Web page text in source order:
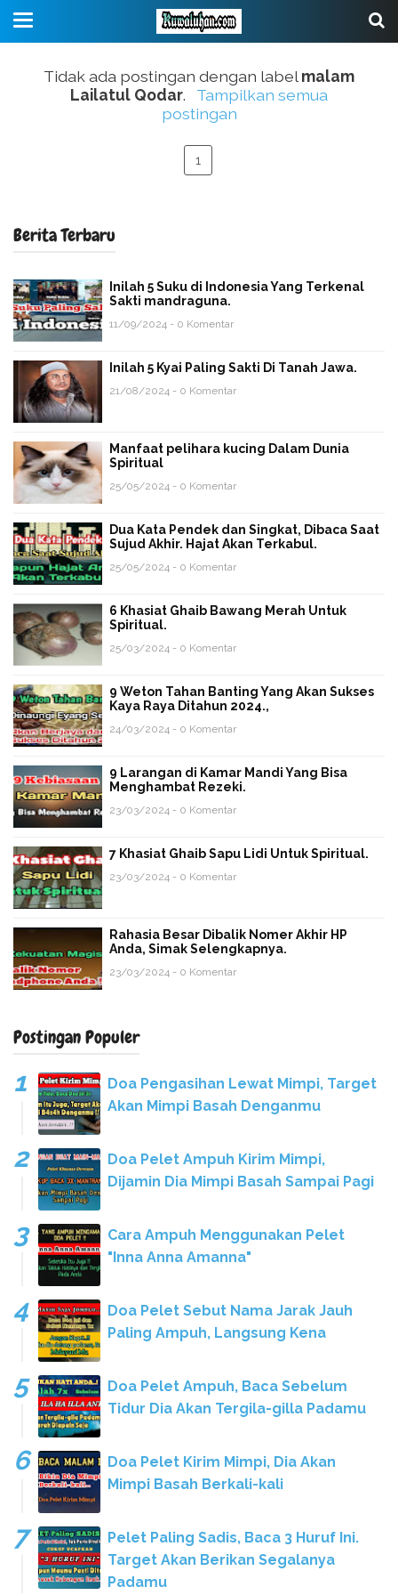
Tidak ada postingan dengan labelmalam
Lailatul Qodar.
Tampilkan semua
postingan
1
Berita Terbaru
Inilah 5 Suku di Indonesia Yang Terkenal
Sakti mandraguna.
11/09/2024 - 0 Komentar
Inilah 5 Kyai Paling Sakti Di Tanah Jawa.
21/08/2024 - 0 Komentar
Manfaat pelihara kucing Dalam Dunia
Spiritual
25/05/2024 - 0 Komentar
Dua Kata Pendek dan Singkat, Dibaca Saat
Sujud Akhir. Hajat Akan Terkabul.
25/05/2024 - 0 Komentar
6 Khasiat Ghaib Bawang Merah Untuk
Spiritual.
25/03/2024 - 0 Komentar
9 Weton Tahan Banting Yang Akan Sukses
Kaya Raya Ditahun 2024.,
24/03/2024 - 0 Komentar
9 Larangan di Kamar Mandi Yang Bisa
Menghambat Rezeki.
23/03/2024 - 0 Komentar
7 Khasiat Ghaib Sapu Lidi Untuk Spiritual.
23/03/2024 - 0 Komentar
Rahasia Besar Dibalik Nomer Akhir HP
Anda, Simak Selengkapnya.
23/03/2024 - 0 Komentar
Postingan Populer
Doa Pengasihan Lewat Mimpi, Target
Akan Mimpi Basah Denganmu
Doa Pelet Ampuh Kirim Mimpi,
Dijamin Dia Mimpi Basah Sampai Pagi
Cara Ampuh Menggunakan Pelet
"Inna Anna Amanna"
Doa Pelet Sebut Nama Jarak Jauh
Paling Ampuh, Langsung Kena
Doa Pelet Ampuh, Baca Sebelum
Tidur Dia Akan Tergila-gilla Padamu
Doa Pelet Kirim Mimpi, Dia Akan
Mimpi Basah Berkali-kali
Pelet Paling Sadis, Baca 3 Huruf Ini.
Target Akan Berikan Segalanya
Padamu